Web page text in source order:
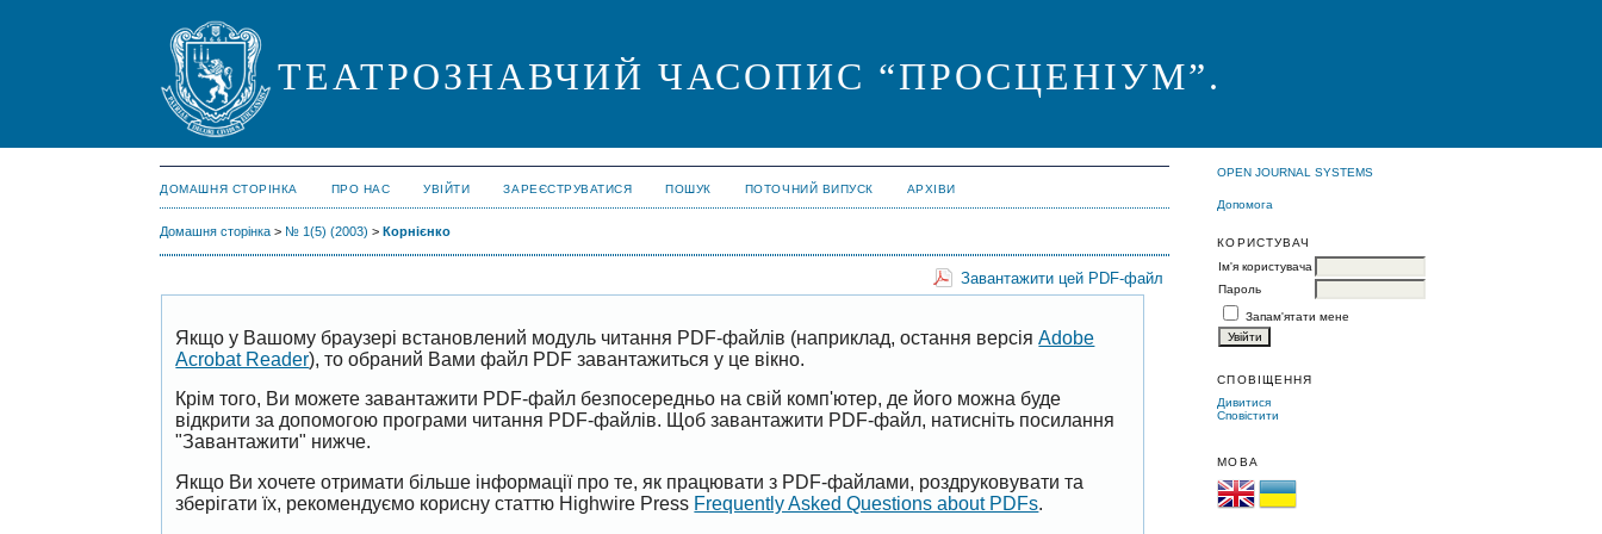
ТЕАТРОЗНАВЧИЙ ЧАСОПИС “ПРОСЦЕНІУМ”.
OPEN JOURNAL SYSTEMS
Допомога
КОРИСТУВАЧ
Ім'я користувача
Пароль
Запам'ятати мене
СПОВІЩЕННЯ
Дивитися
Сповістити
МОВА
ДОМАШНЯ СТОРІНКА ПРО НАС УВІЙТИ ЗАРЕЄСТРУВАТИСЯ ПОШУК ПОТОЧНИЙ ВИПУСК АРХІВИ
Домашня сторінка > № 1(5) (2003) >Корнієнко
Завантажити цей PDF-файл
Якщо у Вашому браузері встановлений модуль читання PDF-файлів (наприклад, остання версіяAdobe
Acrobat Reader), то обраний Вами файл PDF завантажиться у це вікно.
Крім того, Ви можете завантажити PDF-файл безпосередньо на свій комп'ютер, де його можна буде
відкрити за допомогою програми читання PDF-файлів. Щоб завантажити PDF-файл, натисніть посилання
"Завантажити" нижче.
Якщо Ви хочете отримати більше інформації про те, як працювати з PDF-файлами, роздруковувати та
зберігати їх, рекомендуємо корисну статтю Highwire Press Frequently Asked Questions about PDFs.